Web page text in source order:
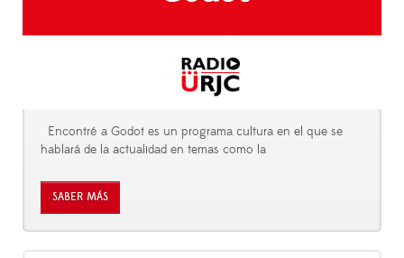
Encontré a Godot es un programa cultura en el que se
hablará de la actualidad en temas como la
SABER MÁS